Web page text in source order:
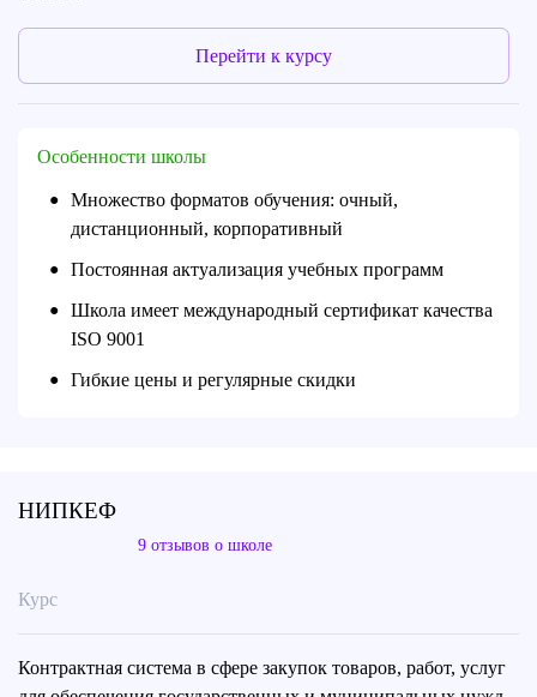
Перейти к курсу
Особенности школы
●
Множество форматов обучения: очный,
дистанционный, корпоративный
● Постоянная актуализация учебных программ
●
Школа имеет международный сертификат качества
ISO 9001
● Гибкие цены и регулярные скидки
НИПКЕФ
9 отзывов о школе
Курс
Контрактная система в сфере закупок товаров, работ, услуг